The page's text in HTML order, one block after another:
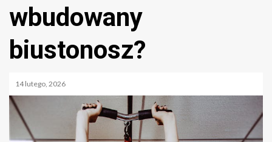
wbudowany
biustonosz?
14 lutego, 2026